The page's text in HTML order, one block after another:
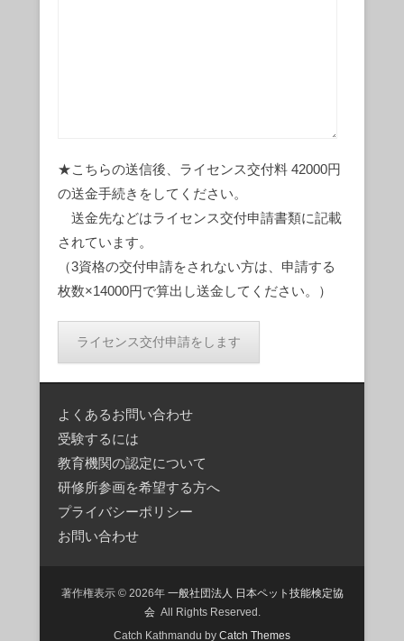
★こちらの送信後、ライセンス交付料 42000円
の送金手続きをしてください。
送金先などはライセンス交付申請書類に記載
されています。
（3資格の交付申請をされない方は、申請する
枚数×14000円で算出し送金してください。）
よくあるお問い合わせ
受験するには
教育機関の認定について
研修所参画を希望する方へ
プライバシーポリシー
お問い合わせ
著作権表示 © 2026年 一般社団法人 日本ペット技能検定協
会All Rights Reserved.
Catch Kathmandu by Catch Themes